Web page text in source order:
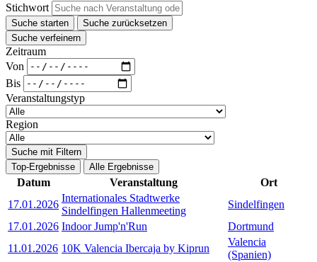
Stichwort
Suche starten
Suche zurücksetzen
Suche verfeinern
Zeitraum
Von
Bis
Veranstaltungstyp
Region
Suche mit Filtern
Top-Ergebnisse
Alle Ergebnisse
Datum Veranstaltung
Ort
17.01.2026
Internationales Stadtwerke
Sindelfingen Hallenmeeting
Sindelfingen
17.01.2026 Indoor Jump'n'Run
Dortmund
11.01.2026 10K Valencia Ibercaja by Kiprun
Valencia
(Spanien)